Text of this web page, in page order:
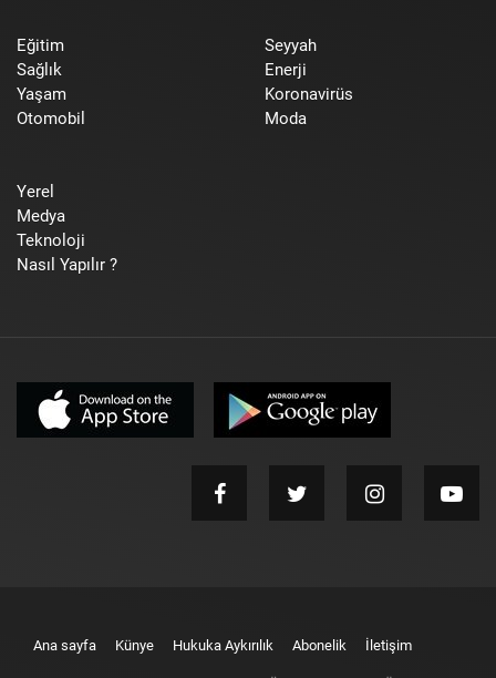
Eğitim
Sağlık
Yaşam
Otomobil
Seyyah
Enerji
Koronavirüs
Moda
Yerel
Medya
Teknoloji
Nasıl Yapılır ?
Ana sayfa Künye Hukuka Aykırılık Abonelik İletişim